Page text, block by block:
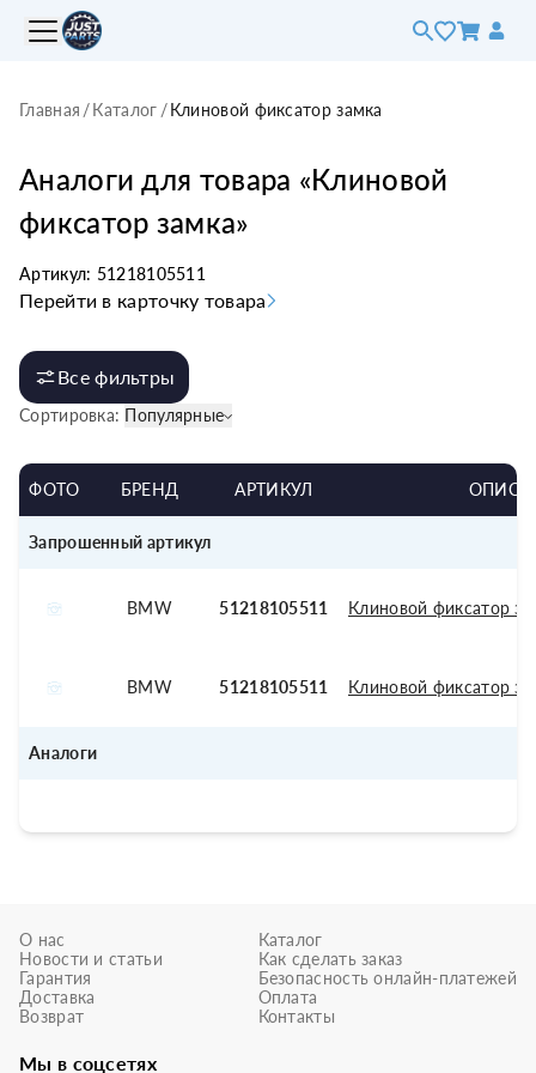
Главная /Каталог /Клиновой фиксатор замка
Аналоги для товара «Клиновой
фиксатор замка»
Артикул: 51218105511
Перейти в карточку товара
Все фильтры
Сортировка: Популярные
ФОТО БРЕНД АРТИКУЛ
Запрошенный артикул
BMW 51218105511 Клиновой фиксатор
BMW 51218105511 Клиновой фиксатор
Аналоги
О нас
Новости и статьи
Гарантия
Доставка
Возврат
Каталог
Как сделать заказ
Безопасность онлайн-платежей
Оплата
Контакты
Мы в соцсетях